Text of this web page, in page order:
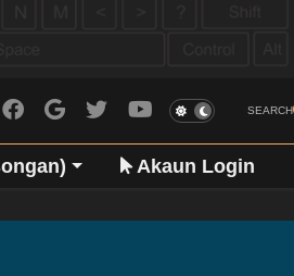
SEARCH
Akaun Login